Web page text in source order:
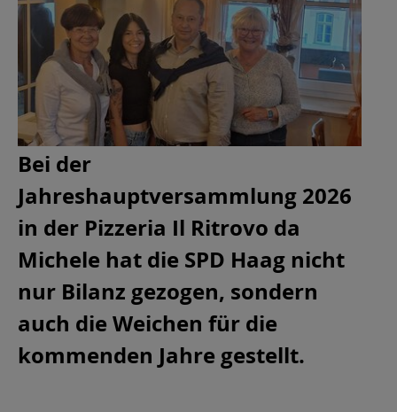
Bei der
Jahreshauptversammlung 2026
in der Pizzeria Il Ritrovo da
Michele hat die SPD Haag nicht
nur Bilanz gezogen, sondern
auch die Weichen für die
kommenden Jahre gestellt.